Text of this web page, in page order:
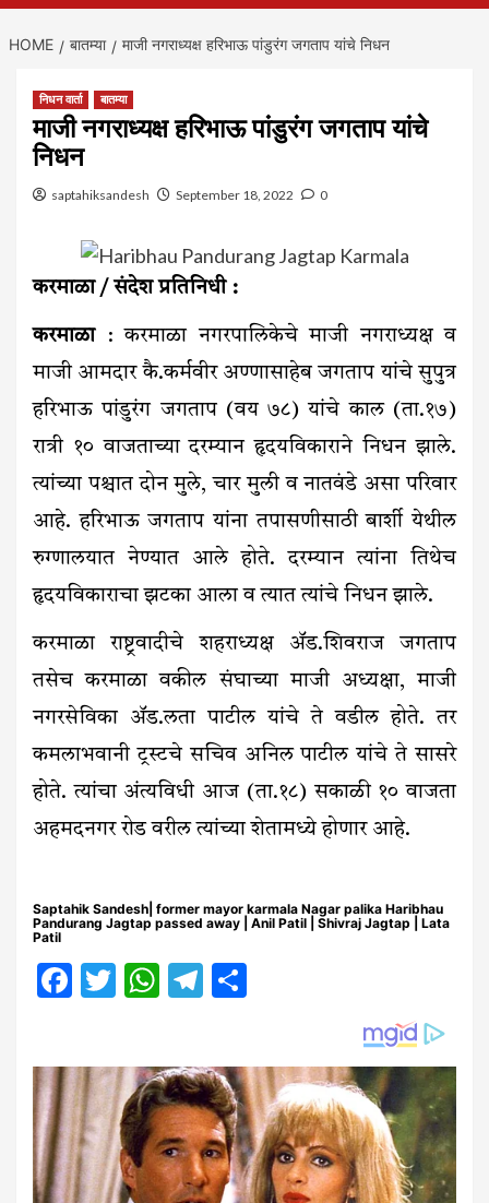
HOME बातम्या माजी नगराध्यक्ष हरिभाऊ पांडुरंग जगताप यांचे निधन
निधन वार्ता बातम्या
माजी नगराध्यक्ष हरिभाऊ पांडुरंग जगताप यांचे
निधन
saptahiksandesh September 18, 2022 0
करमाळा / संदेश प्रतिनिधी :
करमाळा: करमाळा नगरपालिकेचे माजी नगराध्यक्ष व
माजी आमदार कै.कर्मवीर अण्णासाहेब जगताप यांचे सुपुत्र
हरिभाऊ पांडुरंग जगताप (वय ७८) यांचे काल (ता.१७)
रात्री १० वाजताच्या दरम्यान हृदयविकाराने निधन झाले.
त्यांच्या पश्चात दोन मुले, चार मुली व नातवंडे असा परिवार
आहे. हरिभाऊ जगताप यांना तपासणीसाठी बार्शी येथील
रुग्णालयात नेण्यात आले होते. दरम्यान त्यांना तिथेच
हृदयविकाराचा झटका आला व त्यात त्यांचे निधन झाले.
करमाळा राष्ट्रवादीचे शहराध्यक्ष ॲड.शिवराज जगताप
तसेच करमाळा वकील संघाच्या माजी अध्यक्षा, माजी
नगरसेविका ॲड.लता पाटील यांचे ते वडील होते. तर
कमलाभवानी ट्रस्टचे सचिव अनिल पाटील यांचे ते सासरे
होते. त्यांचा अंत्यविधी आज (ता.१८) सकाळी १० वाजता
अहमदनगर रोड वरील त्यांच्या शेतामध्ये होणार आहे.
Saptahik Sandesh| former mayor karmala Nagar palika Haribhau
Pandurang Jagtap passed away | Anil Patil | Shivraj Jagtap | Lata
Patil
Facebook
Twitter
WhatsApp
Telegram